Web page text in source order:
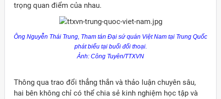
trọng quan điểm của nhau.
Ông Nguyễn Thái Trung, Tham tán Đại sứ quán Việt Nam tại Trung Quốc
phát biểu tại buổi đối thoại.
Ảnh: Công Tuyên/TTXVN
Thông qua trao đổi thẳng thắn và thảo luận chuyên sâu,
hai bên không chỉ có thể chia sẻ kinh nghiệm học tập và